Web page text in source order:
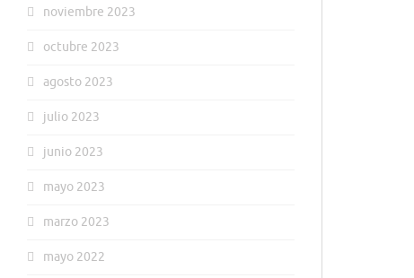
noviembre 2023
octubre 2023
agosto 2023
julio 2023
junio 2023
mayo 2023
marzo 2023
mayo 2022